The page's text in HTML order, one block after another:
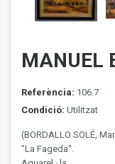
MANUEL
Referència: 106.7
Condició: Utilitzat
(BORDALLO SOLÉ,
"La Fageda".